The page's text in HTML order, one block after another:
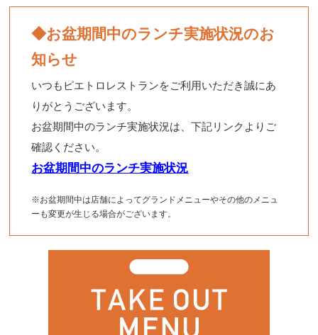
◆お盆期間中のランチ実施状況のお
知らせ
いつもピエトロレストランをご利用いただき誠にあ
りがとうございます。
お盆期間中のランチ実施状況は、下記リンクよりご
確認ください。
お盆期間中のランチ実施状況
※お盆期間中は店舗によってグランドメニューやその他のメニュ
ーも変更が生じる場合がございます。